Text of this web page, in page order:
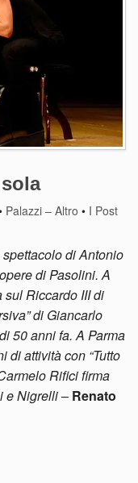
Palazzi – Altro • I Post
spettacolo di Antonio
di Pasolini. A
sul Riccardo III di
di Giancarlo
50 anni fa. A Parma
di attività con “Tutto
Rifici firma
e Nigrelli– Renato